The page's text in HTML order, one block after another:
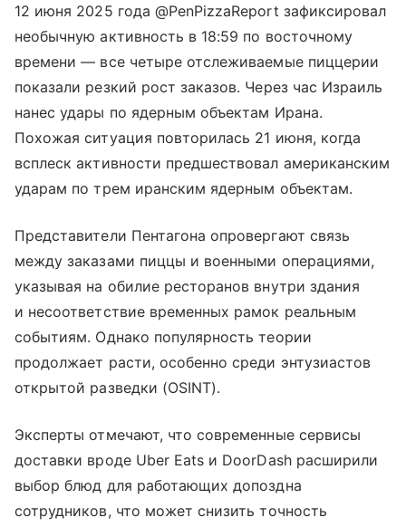
12 июня 2025 года @PenPizzaReport зафиксировал
необычную активность в 18:59 по восточному
времени — все четыре отслеживаемые пиццерии
показали резкий рост заказов. Через час Израиль
нанес удары по ядерным объектам Ирана.
Похожая ситуация повторилась 21 июня, когда
всплеск активности предшествовал американским
ударам по трем иранским ядерным объектам.
Представители Пентагона опровергают связь
между заказами пиццы и военными операциями,
указывая на обилие ресторанов внутри здания
и несоответствие временных рамок реальным
событиям. Однако популярность теории
продолжает расти, особенно среди энтузиастов
открытой разведки (OSINT).
Эксперты отмечают, что современные сервисы
доставки вроде Uber Eats и DoorDash расширили
выбор блюд для работающих допоздна
сотрудников, что может снизить точность